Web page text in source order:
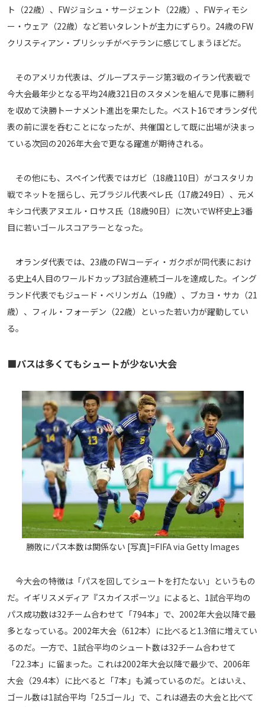
ト（22歳）、FWジョシュ・サージェント（22歳）、FWティモシ
ー・ウェア（22歳）など若いタレントが主力にずらり。24歳のFW
クリスティアン・プリシッチがベテランに感じてしまうほどだ。
そのアメリカ代表は、グループステージ第3戦のイラン代表戦で
今大会最年少となる平均24歳321日のスタメンを組んで見事に勝利
を収めて決勝トーナメント進出を果たした。ベスト16でオランダ代
表の前に涙を呑むことになったが、共催国として既に出場が決まっ
ている次回の2026年大会で更なる躍進が期待される。
その他にも、スペイン代表ではガビ（18歳110日）がコスタリカ
戦でネットを揺らし、元ブラジル代表ペレ氏（17歳249日）、元メ
キシコ代表アヌエル・ロサス氏（18歳90日）に次いでW杯史上3番
目に若いゴールスコアラーとなった。
オランダ代表では、23歳のFWコーディ・ガクポが同代表におけ
る史上4人目のワールドカップ3試合連続ゴールを達成した。イング
ランド代表でもジュード・ベリンガム（19歳）、ブカヨ・サカ（21
歳）、フィル・フォーデン（22歳）といった若い力が躍動してい
る。
■パスは多くてもシュートが少ない大会
勝敗にパス本数は関係ない [写真]=FIFA via Getty Images
今大会の特徴は「パスを回してシュートを打たない」というもの
だ。イギリスメディア『スカイスポーツ』によると、1試合平均の
パス成功数は32チーム合わせて「794本」で、2002年大会以降で最
多となっている。2002年大会（612本）に比べると1.3倍に増えてい
るのだ。一方で、1試合平均のシュート数は32チーム合わせて
「22.3本」に留まった。これは2002年大会以降で最少で、2006年
大会（29.4本）に比べると「7本」も減っているのだ。とはいえ、
ゴール数は1試合平均「2.5ゴール」で、これは過去の大会と比べて